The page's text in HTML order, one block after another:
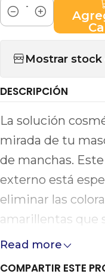
Cantidad
Mostrar
DESCRIPCIÓN
La solución
mirada de tu
de manchas.
externo está
eliminar las
amarillentas que
debajo de los
Read more
COMPARTIR ESTE